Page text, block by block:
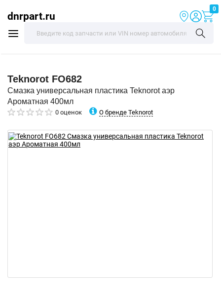
dnrpart.ru
0
Teknorot FO682
Смазка универсальная пластика Teknorot аэр
Ароматная 400мл
0 оценок О бренде Teknorot